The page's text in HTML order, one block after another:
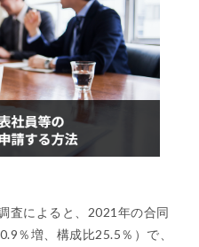
査によると、2021年の合同
％増、構成比25.5％）で、